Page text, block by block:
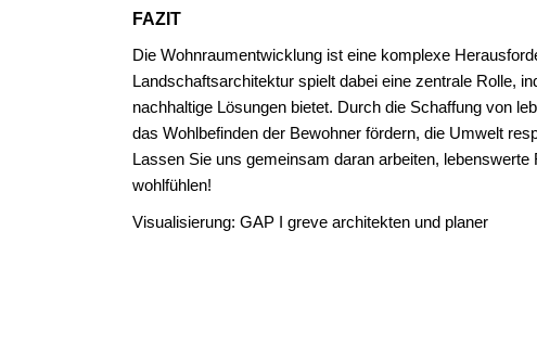
FAZIT
Die Wohnraumentwicklung ist eine komplexe
Landschaftsarchitektur spielt dabei eine zentrale Rolle,
nachhaltige Lösungen bietet. Durch die Schaffung von
das Wohlbefinden der Bewohner fördern, die Umwelt
Lassen Sie uns gemeinsam daran arbeiten,
wohlfühlen!
Visualisierung: GAP I greve architekten und planer